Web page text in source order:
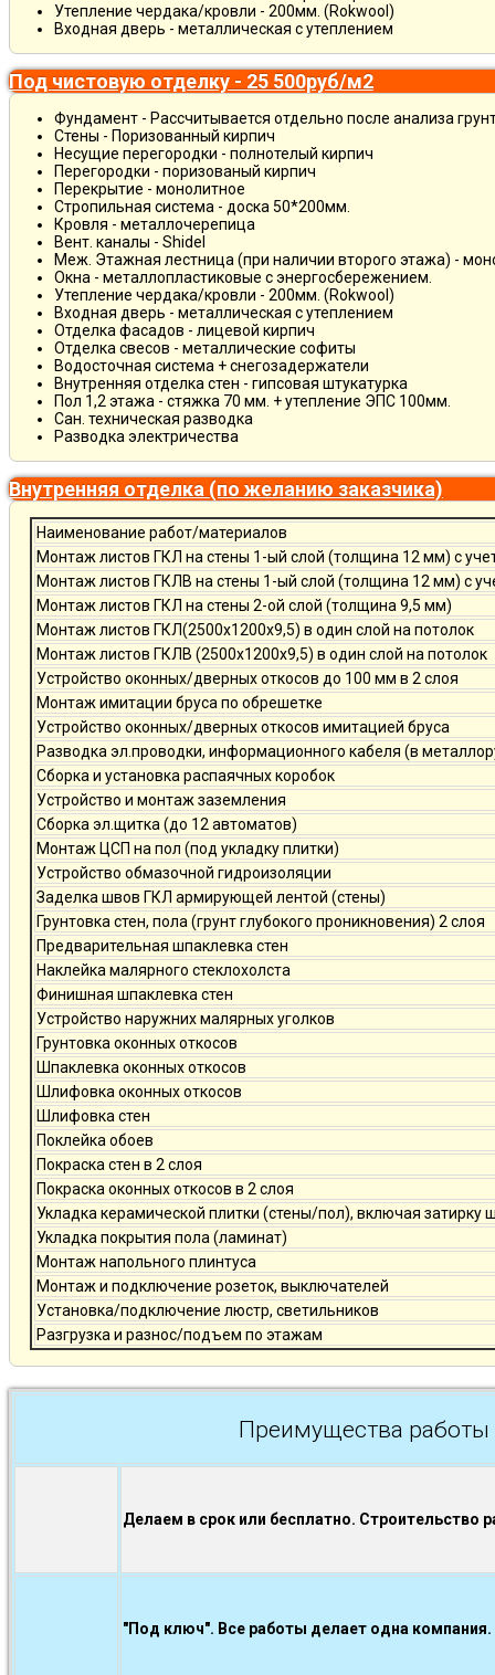
Утепление чердака/кровли - 200мм. (Rokwool)
Входная дверь - металлическая с утеплением
Под чистовую отделку - 25 500руб/м2
Фундамент - Рассчитывается отдельно после анализа
Стены - Поризованный кирпич
Несущие перегородки - полнотелый кирпич
Перегородки - поризованый кирпич
Перекрытие - монолитное
Стропильная система - доска 50*200мм.
Кровля - металлочерепица
Вент. каналы - Shidel
Меж. Этажная лестница (при наличии второго этажа) -
Окна - металлопластиковые с энергосбережением.
Утепление чердака/кровли - 200мм. (Rokwool)
Входная дверь - металлическая с утеплением
Отделка фасадов - лицевой кирпич
Отделка свесов - металлические софиты
Водосточная система + снегозадержатели
Внутренняя отделка стен - гипсовая штукатурка
Пол 1,2 этажа - стяжка 70 мм. + утепление ЭПС 100мм.
Сан. техническая разводка
Разводка электричества
Внутренняя отделка (по желанию заказчика)
Наименование работ/материалов
Монтаж листов ГКЛ на стены 1-ый слой (толщина 12 мм) с
Монтаж листов ГКЛВ на стены 1-ый слой (толщина 12 мм) с
Монтаж листов ГКЛ на стены 2-ой слой (толщина 9,5 мм)
Монтаж листов ГКЛ(2500х1200х9,5) в один слой на потолок
Монтаж листов ГКЛВ (2500х1200х9,5) в один слой на потолок
Устройство оконных/дверных откосов до 100 мм в 2 слоя
Монтаж имитации бруса по обрешетке
Устройство оконных/дверных откосов имитацией бруса
Разводка эл.проводки, информационного кабеля (в
Сборка и установка распаячных коробок
Устройство и монтаж заземления
Сборка эл.щитка (до 12 автоматов)
Монтаж ЦСП на пол (под укладку плитки)
Устройство обмазочной гидроизоляции
Заделка швов ГКЛ армирующей лентой (стены)
Грунтовка стен, пола (грунт глубокого проникновения) 2 слоя
Предварительная шпаклевка стен
Наклейка малярного стеклохолста
Финишная шпаклевка стен
Устройство наружних малярных уголков
Грунтовка оконных откосов
Шпаклевка оконных откосов
Шлифовка оконных откосов
Шлифовка стен
Поклейка обоев
Покраска стен в 2 слоя
Покраска оконных откосов в 2 слоя
Укладка керамической плитки (стены/пол), включая затирку
Укладка покрытия пола (ламинат)
Монтаж напольного плинтуса
Монтаж и подключение розеток, выключателей
Установка/подключение люстр, светильников
Разгрузка и разнос/подъем по этажам
Преимущества
Делаем в срок или бесплатно. Строительство
"Под ключ". Все работы делает одна компания.